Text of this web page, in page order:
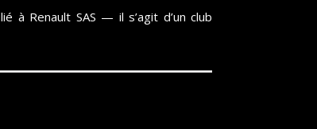
à Renault SAS — il s’agit d’un club